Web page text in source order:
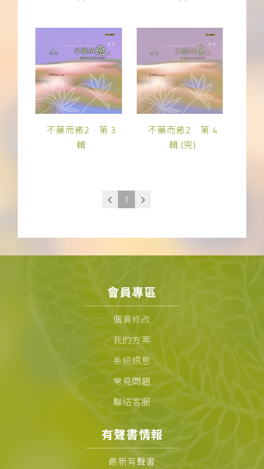
不藥而癒2 第 3
輯
不藥而癒2 第 4
輯 (完)
1
會員專區
個資修改
我的方案
系統訊息
常見問題
聯絡客服
有聲書情報
最新有聲書